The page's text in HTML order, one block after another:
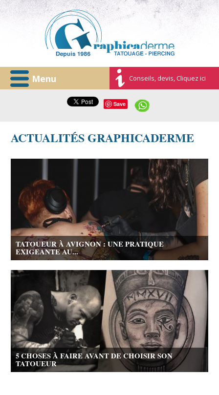
Menu Conseils, devis, Cliquez ici
Save
ACTUALITÉS GRAPHICADERME
TATOUEUR À AVIGNON : UNE PRATIQUE
EXIGEANTE AU...
5 CHOSES À FAIRE AVANT DE CHOISIR SON
TATOUEUR